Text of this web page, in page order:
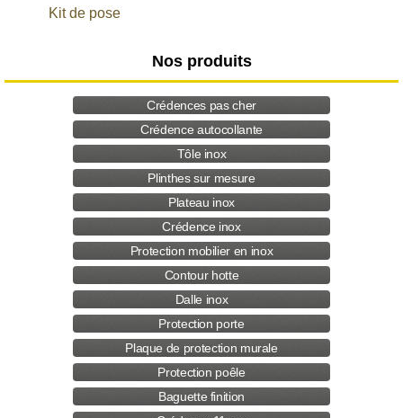
Kit de pose
Nos produits
Crédences pas cher
Crédence autocollante
Tôle inox
Plinthes sur mesure
Plateau inox
Crédence inox
Protection mobilier en inox
Contour hotte
Dalle inox
Protection porte
Plaque de protection murale
Protection poêle
Baguette finition